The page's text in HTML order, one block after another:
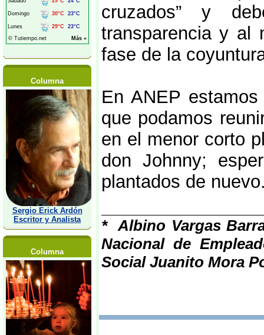
Columna
Sergio Erick Ardón
Escritor y Analista
Columna
cruzados” y
transparencia y al
fase de la
En ANEP
que podamos
en el menor corto
don Johnny;
plantados de
* Albino Vargas
Nacional de
Social Juanito Mora